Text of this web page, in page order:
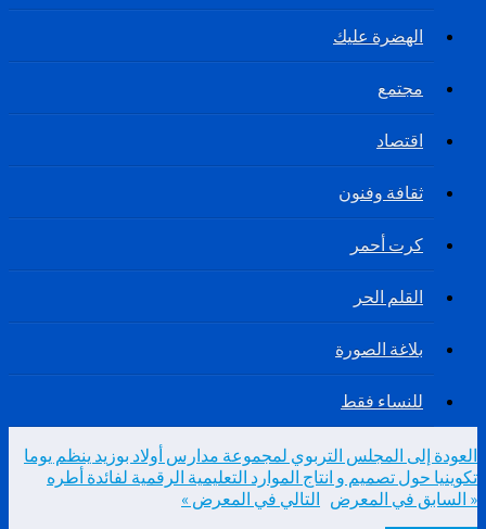
الهضرة عليك
مجتمع
اقتصاد
ثقافة وفنون
كرت أحمر
القلم الحر
بلاغة الصورة
للنساء فقط
العودة إلى المجلس التربوي لمجموعة مدارس أولاد بوزيد ينظم يوما
تكوينيا حول تصميم و انتاج الموارد التعليمية الرقمية لفائدة أطره
« السابق في المعرض التالي في المعرض »